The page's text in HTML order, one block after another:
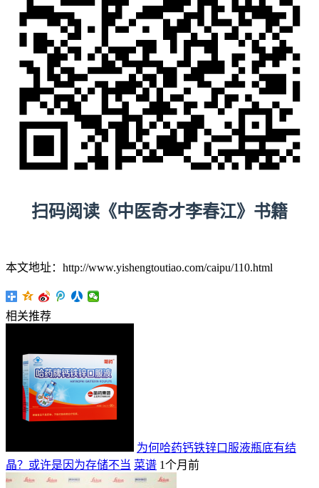
扫码阅读《中医奇才李春江》书籍
本文地址：http://www.yishengtoutiao.com/caipu/110.html
相关推荐
为何哈药钙铁锌口服液瓶底有结
晶？或许是因为存储不当 菜谱 1个月前